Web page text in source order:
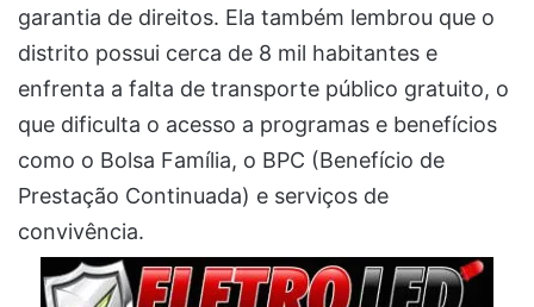
garantia de direitos. Ela também lembrou que o
distrito possui cerca de 8 mil habitantes e
enfrenta a falta de transporte público gratuito, o
que dificulta o acesso a programas e benefícios
como o Bolsa Família, o BPC (Benefício de
Prestação Continuada) e serviços de
convivência.